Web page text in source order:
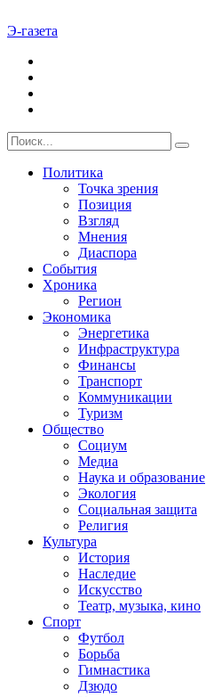
Э-газета
Политика
Точка зрения
Позиция
Взгляд
Мнения
Диаспора
События
Хроника
Регион
Экономика
Энергетика
Инфраструктура
Финансы
Транспорт
Коммуникации
Туризм
Общество
Социум
Медиа
Наука и образование
Экология
Социальная защита
Религия
Культура
История
Наследие
Искусство
Театр, музыка, кино
Спорт
Футбол
Борьба
Гимнастика
Дзюдо